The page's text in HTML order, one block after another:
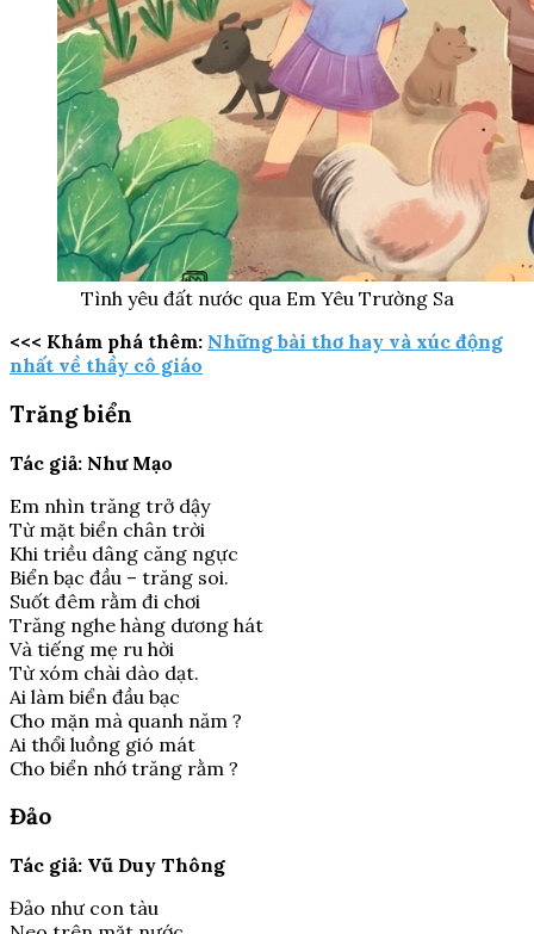
Tình yêu đất nước qua Em Yêu Trường Sa
<<< Khám phá thêm: Những bài thơ hay và xúc động
nhất về thầy cô giáo
Trăng biển
Tác giả: Như Mạo
Em nhìn trăng trở dậy
Từ mặt biển chân trời
Khi triều dâng căng ngực
Biển bạc đầu – trăng soi.
Suốt đêm rằm đi chơi
Trăng nghe hàng dương hát
Và tiếng mẹ ru hời
Từ xóm chài dào dạt.
Ai làm biển đầu bạc
Cho mặn mà quanh năm ?
Ai thổi luồng gió mát
Cho biển nhớ trăng rằm ?
Đảo
Tác giả: Vũ Duy Thông
Đảo như con tàu